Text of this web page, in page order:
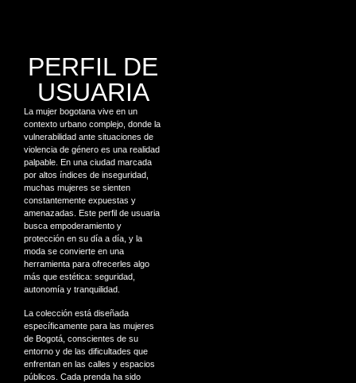
PERFIL DE
USUARIA
La mujer bogotana vive en un
contexto urbano complejo, donde la
vulnerabilidad ante situaciones de
violencia de género es una realidad
palpable. En una ciudad marcada
por altos índices de inseguridad,
muchas mujeres se sienten
constantemente expuestas y
amenazadas. Este perfil de usuaria
busca empoderamiento y
protección en su día a día, y la
moda se convierte en una
herramienta para ofrecerles algo
más que estética: seguridad,
autonomía y tranquilidad.
La colección está diseñada
específicamente para las mujeres
de Bogotá, conscientes de su
entorno y de las dificultades que
enfrentan en las calles y espacios
públicos. Cada prenda ha sido